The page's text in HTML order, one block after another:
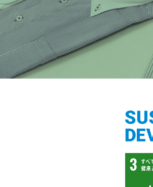
オーダースーツ(SUITIST)
「妥協なき技術と洗練された美意識、
日本の名匠が、
あなただけの一着を創り上げます。」